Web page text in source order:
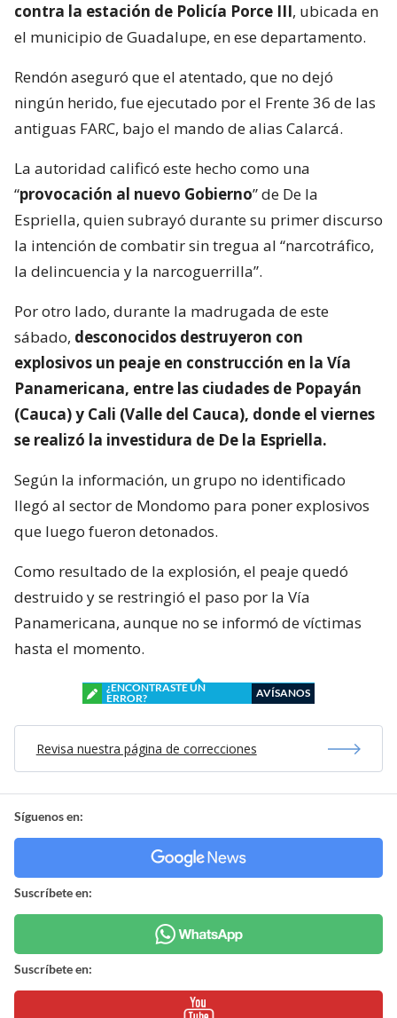
contra la estación de Policía Porce III, ubicada en
el municipio de Guadalupe, en ese departamento.
Rendón aseguró que el atentado, que no dejó
ningún herido, fue ejecutado por el Frente 36 de las
antiguas FARC, bajo el mando de alias Calarcá.
La autoridad calificó este hecho como una
“provocación al nuevo Gobierno” de De la
Espriella, quien subrayó durante su primer discurso
la intención de combatir sin tregua al “narcotráfico,
la delincuencia y la narcoguerrilla”.
Por otro lado, durante la madrugada de este
sábado, desconocidos destruyeron con
explosivos un peaje en construcción en la Vía
Panamericana, entre las ciudades de Popayán
(Cauca) y Cali (Valle del Cauca), donde el viernes
se realizó la investidura de De la Espriella.
Según la información, un grupo no identificado
llegó al sector de Mondomo para poner explosivos
que luego fueron detonados.
Como resultado de la explosión, el peaje quedó
destruido y se restringió el paso por la Vía
Panamericana, aunque no se informó de víctimas
hasta el momento.
¿ENCONTRASTE UN
ERROR?
AVÍSANOS
Revisa nuestra página de correcciones
Síguenos en:
Suscríbete en:
Suscríbete en: